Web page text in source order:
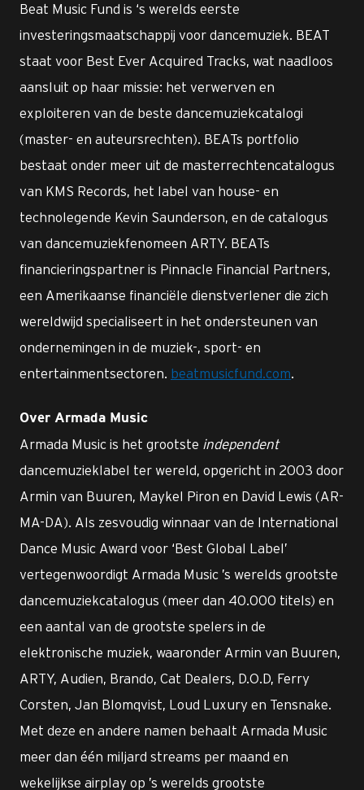
Beat Music Fund is ‘s werelds eerste
investeringsmaatschappij voor dancemuziek. BEAT
staat voor Best Ever Acquired Tracks, wat naadloos
aansluit op haar missie: het verwerven en
exploiteren van de beste dancemuziekcatalogi
(master- en auteursrechten). BEATs portfolio
bestaat onder meer uit de masterrechtencatalogus
van KMS Records, het label van house- en
technolegende Kevin Saunderson, en de catalogus
van dancemuziekfenomeen ARTY. BEATs
financieringspartner is Pinnacle Financial Partners,
een Amerikaanse financiële dienstverlener die zich
wereldwijd specialiseert in het ondersteunen van
ondernemingen in de muziek-, sport- en
entertainmentsectoren. beatmusicfund.com.
Over Armada Music
Armada Music is het grootste independent
dancemuzieklabel ter wereld, opgericht in 2003 door
Armin van Buuren, Maykel Piron en David Lewis (AR-
MA-DA). Als zesvoudig winnaar van de International
Dance Music Award voor ‘Best Global Label’
vertegenwoordigt Armada Music ’s werelds grootste
dancemuziekcatalogus (meer dan 40.000 titels) en
een aantal van de grootste spelers in de
elektronische muziek, waaronder Armin van Buuren,
ARTY, Audien, Brando, Cat Dealers, D.O.D, Ferry
Corsten, Jan Blomqvist, Loud Luxury en Tensnake.
Met deze en andere namen behaalt Armada Music
meer dan één miljard streams per maand en
wekelijkse airplay op ’s werelds grootste